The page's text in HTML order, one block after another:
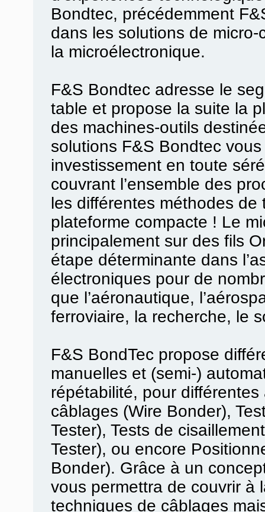
Bondtec, précédemment
dans les solutions de micro-
la microélectronique.
F&S Bondtec adresse le
table et propose la suite la
des machines-outils
solutions F&S Bondtec
investissement en toute
couvrant l’ensemble des
les différentes méthodes
plateforme compacte ! Le
principalement sur des fils
étape déterminante dans
électroniques pour de
que l’aéronautique,
ferroviaire, la recherche, le
F&S BondTec propose
manuelles et (semi-)
répétabilité, pour
câblages (Wire Bonder),
Tester), Tests de
Tester), ou encore
Bonder). Grâce à un
vous permettra de couvrir à
techniques de câblages